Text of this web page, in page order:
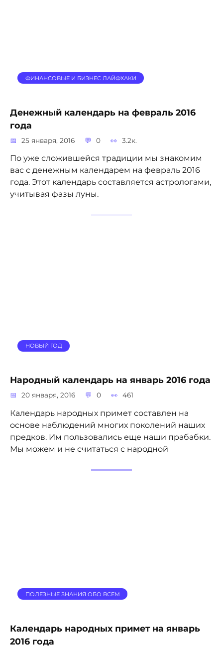
ФИНАНСОВЫЕ И БИЗНЕС ЛАЙФХАКИ
Денежный календарь на февраль 2016
года
25 января, 2016 0 3.2к.
По уже сложившейся традиции мы знакомим
вас с денежным календарем на февраль 2016
года. Этот календарь составляется астрологами,
учитывая фазы луны.
НОВЫЙ ГОД
Народный календарь на январь 2016 года
20 января, 2016 0 461
Календарь народных примет составлен на
основе наблюдений многих поколений наших
предков. Им пользовались еще наши прабабки.
Мы можем и не считаться с народной
ПОЛЕЗНЫЕ ЗНАНИЯ ОБО ВСЕМ
Календарь народных примет на январь
2016 года